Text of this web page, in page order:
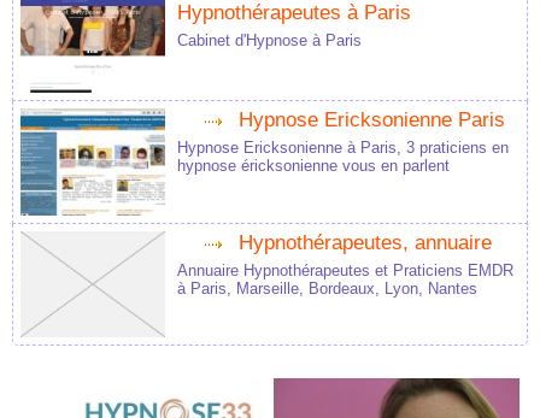
Hypnothérapeutes à Paris
Cabinet d'Hypnose à Paris
Hypnose Ericksonienne Paris
Hypnose Ericksonienne à Paris, 3 praticiens en
hypnose éricksonienne vous en parlent
Hypnothérapeutes, annuaire
Annuaire Hypnothérapeutes et Praticiens EMDR
à Paris, Marseille, Bordeaux, Lyon, Nantes